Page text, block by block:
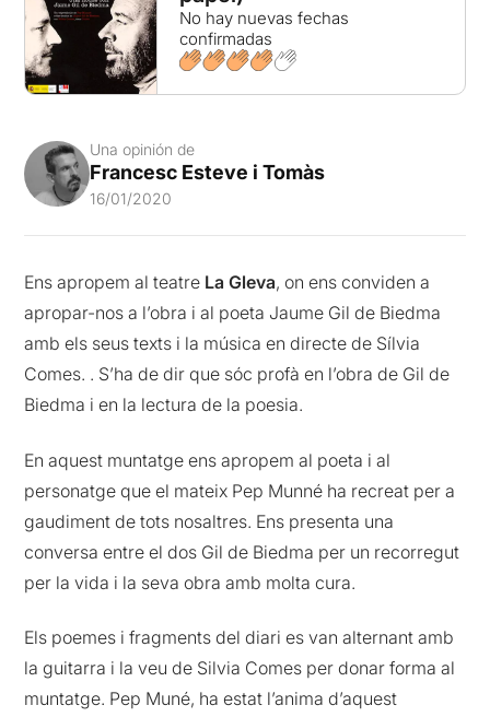
No hay nuevas fechas
confirmadas
Una opinión de
Francesc Esteve i Tomàs
16/01/2020
Ens apropem al teatre La Gleva, on ens conviden a
apropar-nos a l’obra i al poeta Jaume Gil de Biedma
amb els seus texts i la música en directe de Sílvia
Comes. . S’ha de dir que sóc profà en l’obra de Gil de
Biedma i en la lectura de la poesia.
En aquest muntatge ens apropem al poeta i al
personatge que el mateix Pep Munné ha recreat per a
gaudiment de tots nosaltres. Ens presenta una
conversa entre el dos Gil de Biedma per un recorregut
per la vida i la seva obra amb molta cura.
Els poemes i fragments del diari es van alternant amb
la guitarra i la veu de Silvia Comes per donar forma al
muntatge. Pep Muné, ha estat l’anima d’aquest